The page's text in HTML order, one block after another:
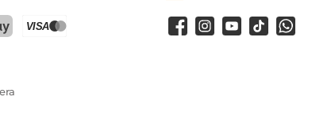
Facebook
Instagram
YoutubeTikTokWhatsApp